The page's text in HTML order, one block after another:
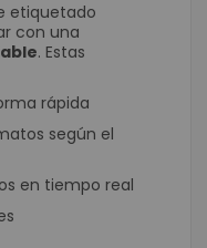
etiquetado
con una
. Estas
rápida
según el
en tiempo real